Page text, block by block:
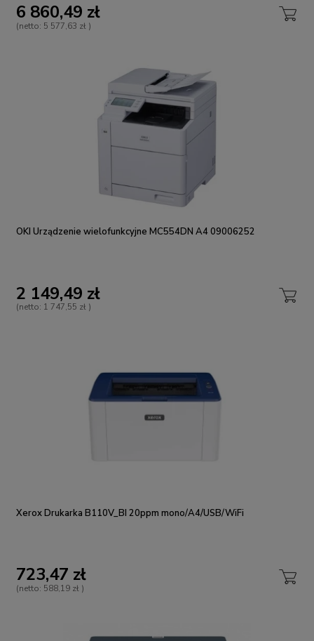
6 860,49 zł
(netto: 5 577,63 zł )
OKI Urządzenie wielofunkcyjne MC554DN A4 09006252
2 149,49 zł
(netto: 1 747,55 zł )
Xerox Drukarka B110V_BI 20ppm mono/A4/USB/WiFi
723,47 zł
(netto: 588,19 zł )